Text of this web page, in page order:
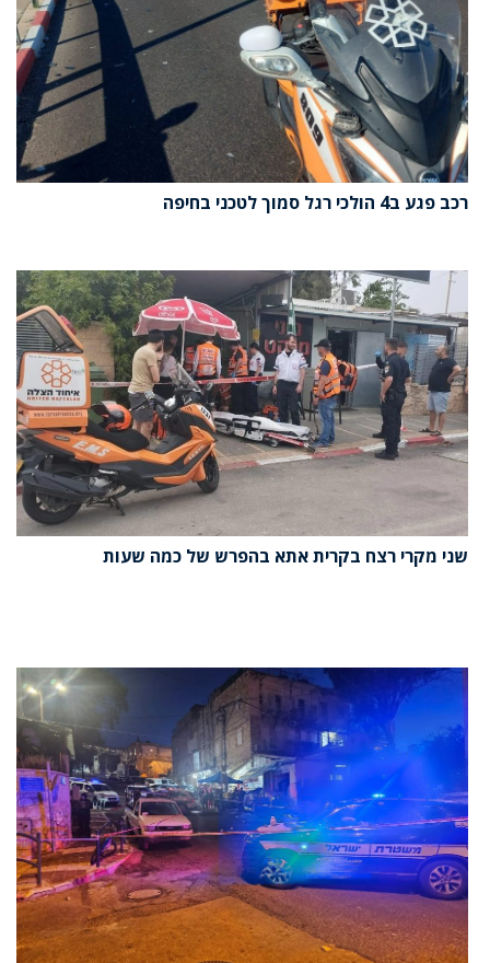
רכב פגע ב4 הולכי רגל סמוך לטכני בחיפה
שני מקרי רצח בקרית אתא בהפרש של כמה שעות